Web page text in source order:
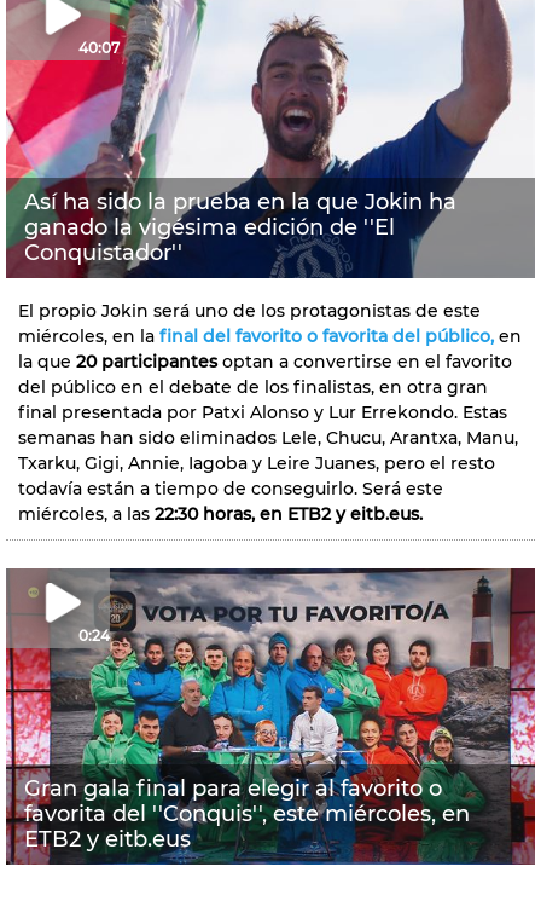
40:07
Así ha sido la prueba en la que Jokin ha
ganado la vigésima edición de ''El
Conquistador''
El propio Jokin será uno de los protagonistas de este
miércoles, en la final del favorito o favorita del público, en
la que 20 participantesoptan a convertirse en el favorito
del público en el debate de los finalistas, en otra gran
final presentada por Patxi Alonso y Lur Errekondo. Estas
semanas han sido eliminados Lele, Chucu, Arantxa, Manu,
Txarku, Gigi, Annie, Iagoba y Leire Juanes, pero el resto
todavía están a tiempo de conseguirlo. Será este
miércoles, a las 22:30 horas, en ETB2 y eitb.eus.
0:24
Gran gala final para elegir al favorito o
favorita del ''Conquis'', este miércoles, en
ETB2 y eitb.eus